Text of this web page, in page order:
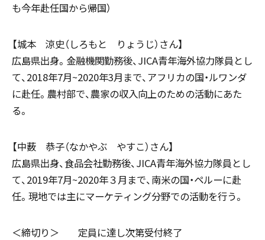
も今年赴任国から帰国）
【城本 涼史（しろもと りょうじ）さん】
広島県出身。金融機関勤務後、JICA青年海外協力隊員とし
て、2018年7月~2020年3月まで、アフリカの国・ルワンダ
に赴任。農村部で、農家の収入向上のための活動にあた
る。
【中薮 恭子（なかやぶ やすこ）さん】
広島県出身、食品会社勤務後、JICA青年海外協力隊員とし
て、2019年7月~2020年３月まで、南米の国・ペルーに赴
任。現地では主にマーケティング分野での活動を行う。
＜締切り＞ 定員に達し次第受付終了